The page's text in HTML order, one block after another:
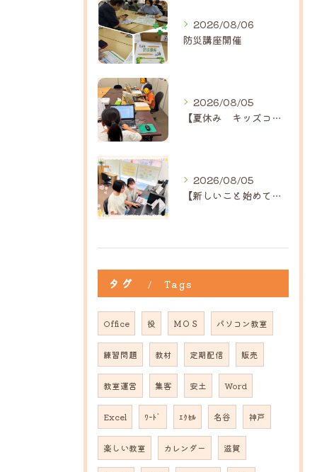
2026/08/06
防災講座開催
2026/08/05
【夏休み キッズコース】｜ひだまり近江八幡教室
2026/08/05
【新しいこと始めてみませんか？】ひだまり高島教室
タグ Tags
Office 役 ＭＯＳ パソコン教室
練習問題 教材 定期配信 販売
教室運営 集客 安土 Word
Excel ﾜｰﾄﾞ ｴｸｾﾙ 名谷 神戸
楽しい教室 カレンダー 滋賀